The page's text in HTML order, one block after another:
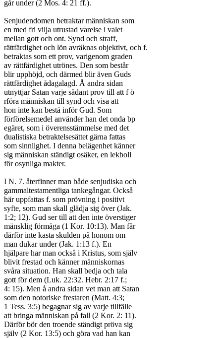
går under (2 Mos. 4: 21 ff.).
Senjudendomen betraktar människan som
en med fri vilja utrustad varelse i valet
mellan gott och ont. Synd och straff,
rättfärdighet och lön avräknas objektivt, och f.
betraktas som ett prov, varigenom graden
av rättfärdighet utrönes. Den som består
blir upphöjd, och därmed blir även Guds
rättfärdighet ådagalagd. Å andra sidan
utnyttjar Satan varje sådant prov till att f ö
rföra människan till synd och visa att
hon inte kan bestå inför Gud. Som
förförelsemedel använder han det onda bp
egäret, som i överensstämmelse med det
dualistiska betraktelsesättet gärna fattas
som sinnlighet. I denna belägenhet känner
sig människan ständigt osäker, en lekboll
för osynliga makter.
I N. 7. återfinner man både senjudiska och
gammaltestamentliga tankegångar. Också
här uppfattas f. som prövning i positivt
syfte, som man skall glädja sig över (Jak.
1:2; 12). Gud ser till att den inte överstiger
mänsklig förmåga (1 Kor. 10:13). Man får
därför inte kasta skulden på honom om
man dukar under (Jak. 1:13 f.). En
hjälpare har man också i Kristus, som själv
blivit frestad och känner människornas
svåra situation. Han skall bedja och tala
gott för dem (Luk. 22:32. Hebr. 2:17 f.;
4: 15). Men å andra sidan vet man att Satan
som den notoriske frestaren (Matt. 4:3;
1 Tess. 3:5) begagnar sig av varje tillfälle
att bringa människan på fall (2 Kor. 2: 11).
Därför bör den troende ständigt pröva sig
själv (2 Kor. 13:5) och göra vad han kan